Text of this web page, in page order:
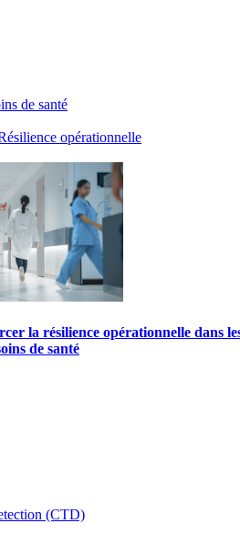
de santé
opérationnelle
la résilience opérationnelle dans
de santé
(CTD)